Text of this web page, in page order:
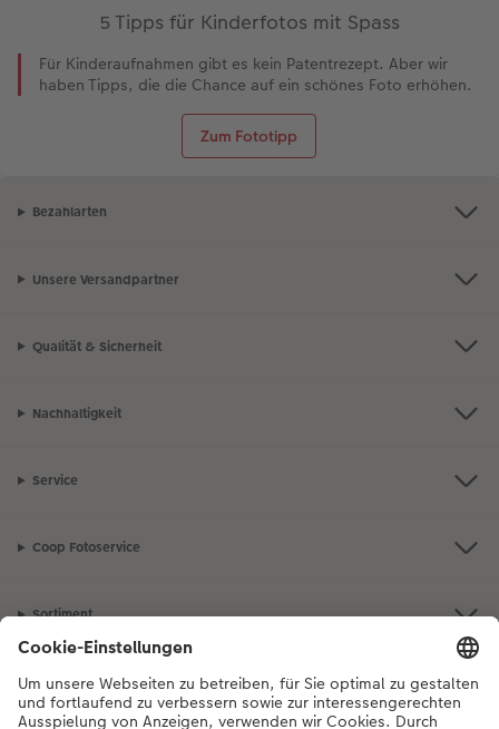
5 Tipps für Kinderfotos mit Spass
Für Kinderaufnahmen gibt es kein Patentrezept. Aber wir
haben Tipps, die die Chance auf ein schönes Foto erhöhen.
Zum Fototipp
Bezahlarten
Unsere Versandpartner
Qualität & Sicherheit
Nachhaltigkeit
Service
Coop Fotoservice
Sortiment
Inspiration